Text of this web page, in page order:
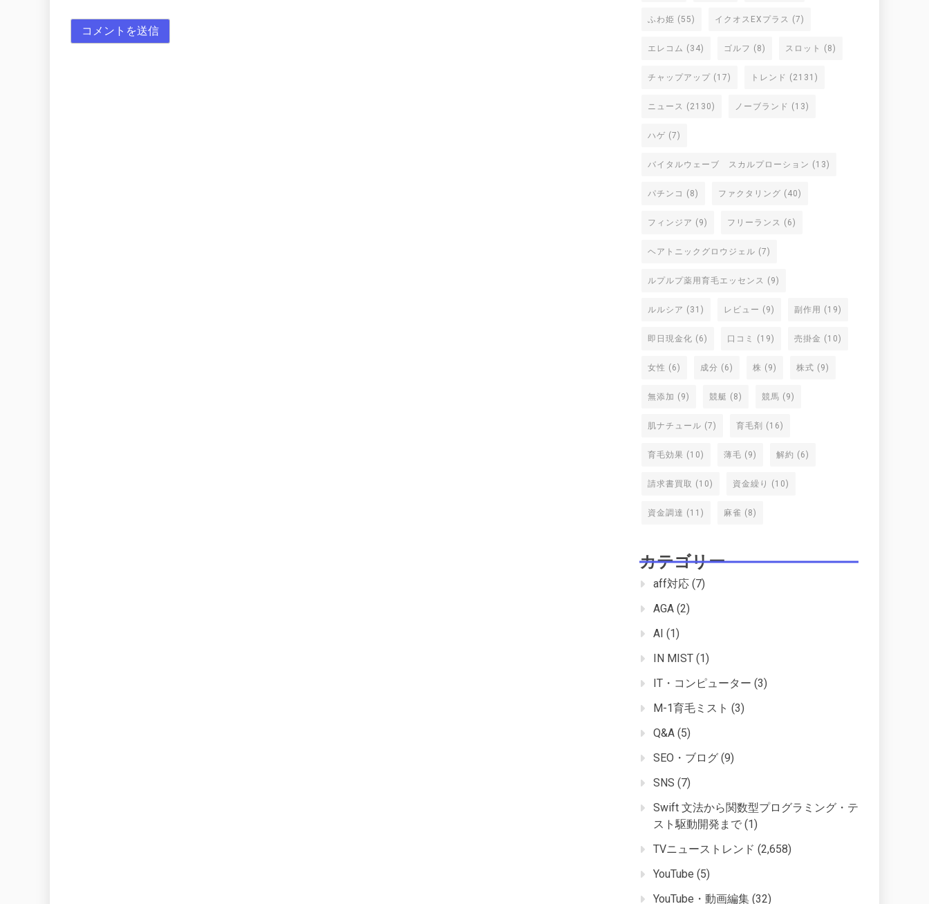
ふわ姫 (55) イクオスEXプラス (7)
エレコム (34) ゴルフ (8) スロット (8)
チャップアップ (17) トレンド (2131)
ニュース (2130) ノーブランド (13)
ハゲ (7)
バイタルウェーブ スカルプローション (13)
パチンコ (8) ファクタリング (40)
フィンジア (9) フリーランス (6)
ヘアトニックグロウジェル (7)
ルプルプ薬用育毛エッセンス (9)
ルルシア (31) レビュー (9) 副作用 (19)
即日現金化 (6) 口コミ (19) 売掛金 (10)
女性 (6) 成分 (6) 株 (9) 株式 (9)
無添加 (9) 競艇 (8) 競馬 (9)
肌ナチュール (7) 育毛剤 (16)
育毛効果 (10) 薄毛 (9) 解約 (6)
請求書買取 (10) 資金繰り (10)
資金調達 (11) 麻雀 (8)
カテゴリー
aff対応 (7)
AGA (2)
AI (1)
IN MIST (1)
IT・コンピューター (3)
M-1育毛ミスト (3)
Q&A (5)
SEO・ブログ (9)
SNS (7)
Swift 文法から関数型プログラミング・テ
スト駆動開発まで (1)
TVニューストレンド (2,658)
YouTube (5)
YouTube・動画編集 (32)